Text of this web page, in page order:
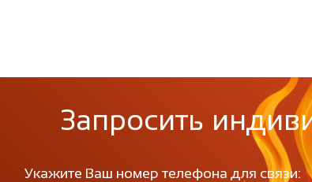
Запросить
Укажите Ваш номер телефона для связи: